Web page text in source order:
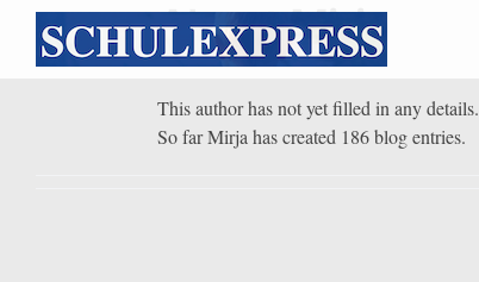
content
AboutMirja
This author has not yet filled in any details.
So far Mirja has created 186 blog entries.